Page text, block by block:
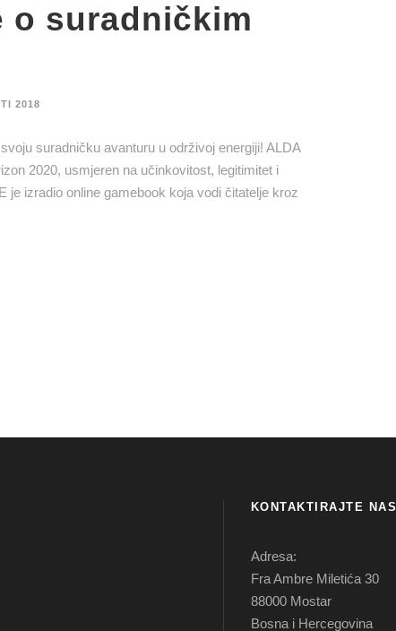
o suradničkim
2018
suradničku avanturu u održivoj energiji! ALDA
2020, usmjeren na učinkovitost, legitimitet i
izradio online gamebook koja vodi čitatelje kroz
KONTAKTIRAJTE NAS
Adresa:
Fra Ambre Miletića 30
88000 Mostar
Bosna i Hercegovina